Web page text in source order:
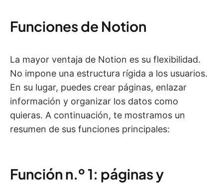
Funciones de Notion
La mayor ventaja de Notion es su flexibilidad.
No impone una estructura rígida a los usuarios.
En su lugar, puedes crear páginas, enlazar
información y organizar los datos como
quieras. A continuación, te mostramos un
resumen de sus funciones principales:
Función n.º 1: páginas y